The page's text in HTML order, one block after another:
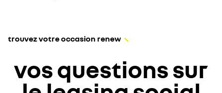
trouvez votre occasion renew
vos questions sur